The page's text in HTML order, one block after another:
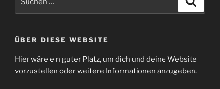
ÜBER DIESE WEBSITE
Hier wäre ein guter Platz, um dich und deine Website
vorzustellen oder weitere Informationen anzugeben.